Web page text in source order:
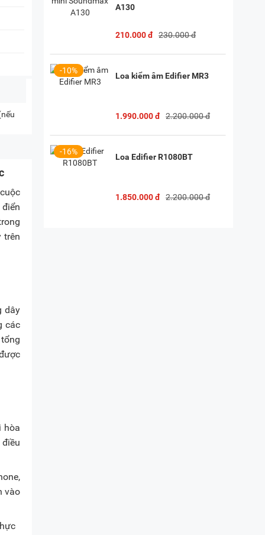
trên
dây
các
hòa
vào
A130
210.000 đ 230.000 đ
-10%
Loa kiểm âm Edifier MR3
1.990.000 đ 2.200.000 đ
-16%
Loa Edifier R1080BT
1.850.000 đ 2.200.000 đ